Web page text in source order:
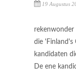
19 Augustus
rekenwonder
die 'Finland's
kandidaten
De ene